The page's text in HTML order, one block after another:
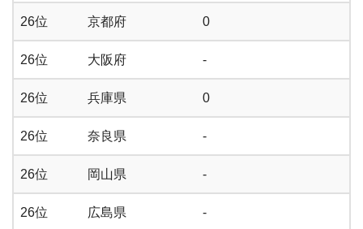
26位 京都府 0
26位 大阪府 -
26位 兵庫県 0
26位 奈良県 -
26位 岡山県 -
26位 広島県 -